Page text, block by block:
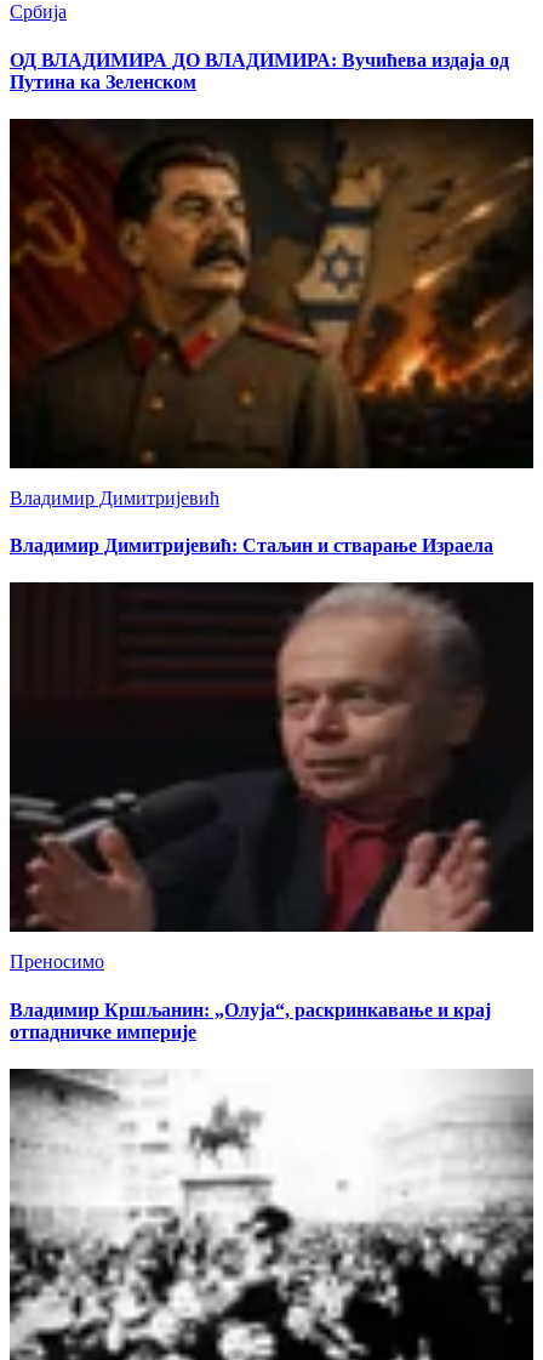
Србија
ОД ВЛАДИМИРА ДО ВЛАДИМИРА: Вучићева издаја од
Путина ка Зеленском
Владимир Димитријевић
Владимир Димитријевић: Стаљин и стварање Израела
Преносимо
Владимир Кршљанин: „Олуја“, раскринкавање и крај
отпадничке империје